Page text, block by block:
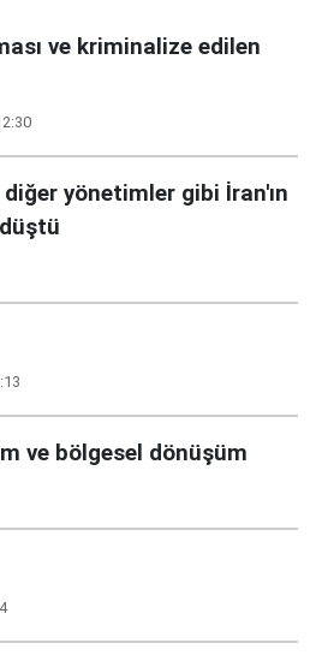
ve kriminalize edilen
yönetimler gibi İran'ın
ve bölgesel dönüşüm